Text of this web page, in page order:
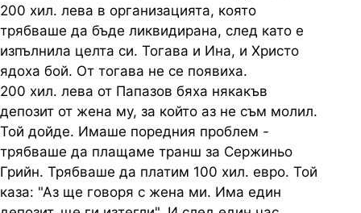
200 хил. лева в организацията, която
трябваше да бъде ликвидирана, след като е
изпълнила целта си. Тогава и Ина, и Христо
ядоха бой. От тогава не се появиха.
200 хил. лева от Папазов бяха някакъв
депозит от жена му, за който аз не съм молил.
Той дойде. Имаше поредния проблем -
трябваше да плащаме транш за Сержиньо
Грийн. Трябваше да платим 100 хил. евро. Той
каза: "Аз ще говоря с жена ми. Има един